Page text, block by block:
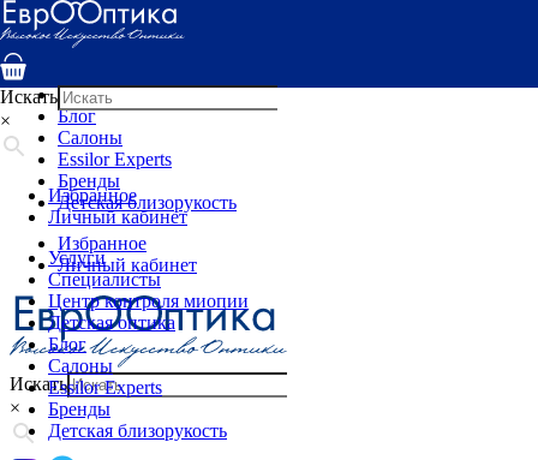
Услуги
Специалисты
Детская оптика
Блог
Салоны
Essilor Experts
Бренды
Детская близорукость
Избранное
Личный кабинет
Искать
×
Искать
×
Избранное
Личный кабинет
Услуги
Специалисты
Центр контроля миопии
Детская оптика
Блог
Салоны
Essilor Experts
Бренды
Детская близорукость